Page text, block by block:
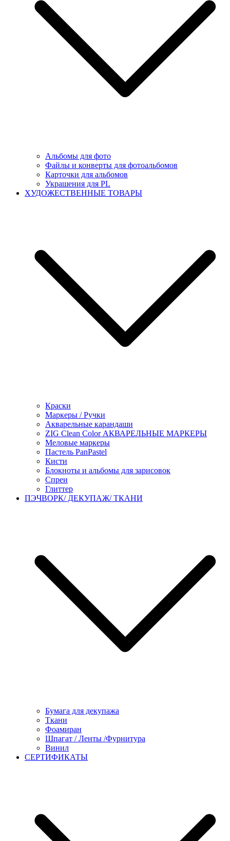
Альбомы для фото
Файлы и конверты для фотоальбомов
Карточки для альбомов
Украшения для PL
ХУДОЖЕСТВЕННЫЕ ТОВАРЫ
Краски
Маркеры / Ручки
Акварельные карандаши
ZIG Clean Color АКВАРЕЛЬНЫЕ МАРКЕРЫ
Меловые маркеры
Пастель PanPastel
Кисти
Блокноты и альбомы для зарисовок
Спреи
Глиттер
ПЭЧВОРК/ ДЕКУПАЖ/ ТКАНИ
Бумага для декупажа
Ткани
Фоамиран
Шпагат / Ленты /Фурнитура
Винил
СЕРТИФИКАТЫ